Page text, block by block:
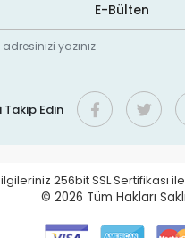
E-Bülten
Takip Edin
256bit SSL Sertifikası
© 2026 Tüm Hakları